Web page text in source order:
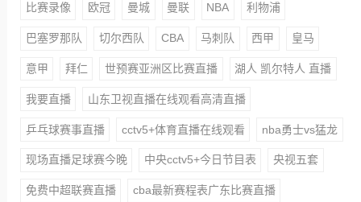
比赛录像 欧冠 曼城 曼联 NBA 利物浦
巴塞罗那队 切尔西队 CBA 马刺队 西甲 皇马
意甲 拜仁 世预赛亚洲区比赛直播 湖人 凯尔特人 直播
我要直播 山东卫视直播在线观看高清直播
乒乓球赛事直播 cctv5+体育直播在线观看 nba勇士vs猛龙
现场直播足球赛今晚 中央cctv5+今日节目表 央视五套
免费中超联赛直播 cba最新赛程表广东比赛直播